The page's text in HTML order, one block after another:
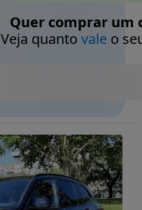
Quer comprar um
Veja quanto valeo